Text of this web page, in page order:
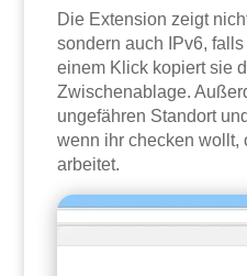
Die Extension zeigt
sondern auch IPv6,
einem Klick kopiert sie
Zwischenablage.
ungefähren Standort
wenn ihr checken wollt,
arbeitet.